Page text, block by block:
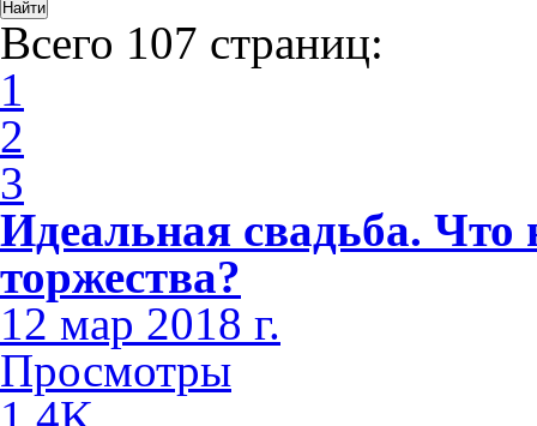
Всего 107 страниц:
1
2
3
Идеальная свадьба. Что
торжества?
12 мар 2018 г.
Просмотры